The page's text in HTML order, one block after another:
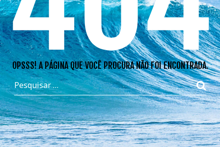
OPSSS! A PÁGINA QUE VOCÊ PROCURA NÃO FOI ENCONTRADA.